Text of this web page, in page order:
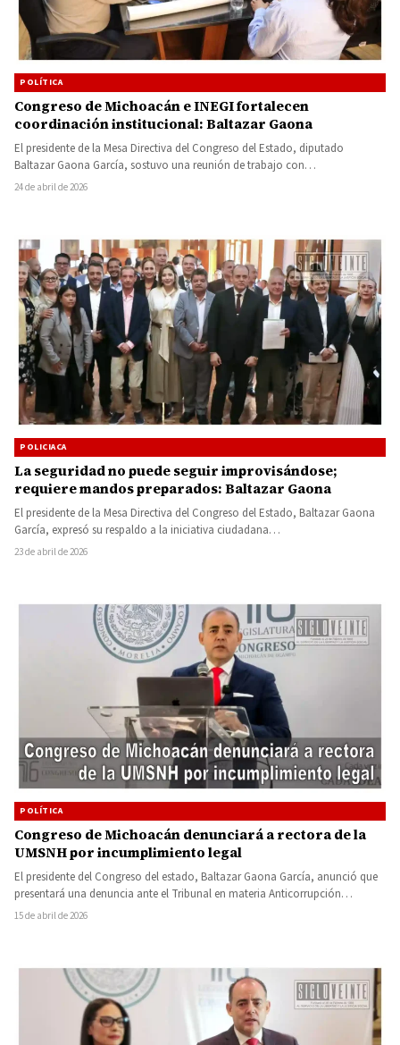
POLÍTICA
Congreso de Michoacán e INEGI fortalecen
coordinación institucional: Baltazar Gaona
El presidente de la Mesa Directiva del Congreso del Estado, diputado
Baltazar Gaona García, sostuvo una reunión de trabajo con…
24 de abril de 2026
POLICIACA
La seguridad no puede seguir improvisándose;
requiere mandos preparados: Baltazar Gaona
El presidente de la Mesa Directiva del Congreso del Estado, Baltazar Gaona
García, expresó su respaldo a la iniciativa ciudadana…
23 de abril de 2026
POLÍTICA
Congreso de Michoacán denunciará a rectora de la
UMSNH por incumplimiento legal
El presidente del Congreso del estado, Baltazar Gaona García, anunció que
presentará una denuncia ante el Tribunal en materia Anticorrupción…
15 de abril de 2026